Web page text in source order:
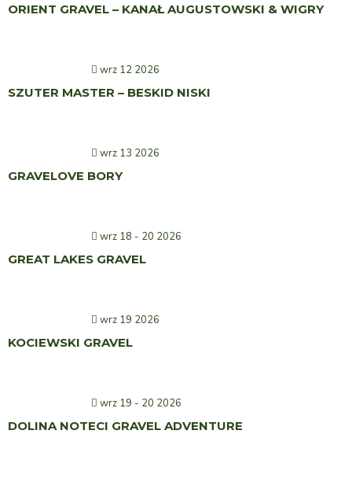
ORIENT GRAVEL – KANAŁ AUGUSTOWSKI & WIGRY
wrz 12 2026
SZUTER MASTER – BESKID NISKI
wrz 13 2026
GRAVELOVE BORY
wrz 18 - 20 2026
GREAT LAKES GRAVEL
wrz 19 2026
KOCIEWSKI GRAVEL
wrz 19 - 20 2026
DOLINA NOTECI GRAVEL ADVENTURE